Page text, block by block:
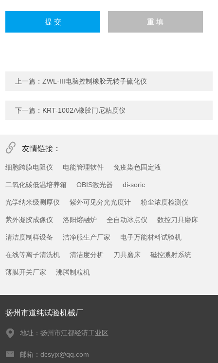
上一篇：ZWL-III电脑控制橡胶无转子硫化仪
下一篇： KRT-1002A橡胶门尼粘度仪
友情链接：
细胞跨膜电阻仪 电能管理软件 免疫染色固定液
二氧化碳低温培养箱 OBIS激光器 di-soric
光学纳米级测厚仪 紫外可见分光光度计 粉尘浓度检测仪
紫外凝胶成像仪 洛阳熔融炉 全自动冰点仪 数控刀具磨床
清洁度制样设备 洁净服生产厂家 电子万能材料试验机
在线等离子清洗机 清洁度分析 刀具磨床 磁控溅射系统
薄膜开关厂家 沸腾制粒机
扬州市道纯试验机械厂
地址：扬州市江都经济工业区
邮箱：dcsyjx@qq.com